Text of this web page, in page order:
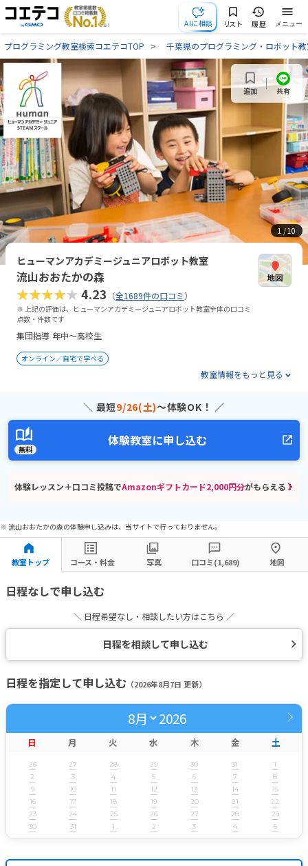
AIに相談 リスト 履歴 メニュー
プログラミング教室検索コエテコTOP 千葉県のプログラミング・ロボット
1/ 10
追加 共有
ヒューマンアカデミージュニアロボット教室
流山おおたかの森
★★★★★4.23 （全1689件の口コミ）
※ 上記の評価は、ヒューマンアカデミージュニアロボット教室全体の口コミ
点数・件数です
集団指導 年中～高校生
オンライン／自宅で学べる
教室情報をもっと見る
＼ 最短9/26(土)〜体験OK！ ／
無料
体験教室に申し込む
体験レッスン＋口コミ投稿でAmazonギフトカード2,000円分がもらえる！
※ 流山おおたかの森の体験申し込みは、当サイトで行っておりません。
教室トップ コース・料金 写真 口コミ(1,689) 地図
日程なしで申し込む
＼ 日程希望なし・相談したい方はこちら ／
日程を相談して申し込む
日程を指定して申し込む （2026年8月7日 更新）
2026
日 月 火 水 木 金 土
26 27 28 29 30 31
1
2
3 4 5 6 7
8
9
10 11 12 13 14
15
16
17 18 19 20 21
22
23
24 25 26 27 28
29
30
31 1 2 3 4 5